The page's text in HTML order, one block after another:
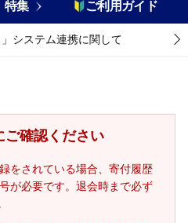
特集 ご利用ガイド
」システム連携に関して
ご確認ください
をされている場合、寄付履歴
が必要です。退会時まで必ず